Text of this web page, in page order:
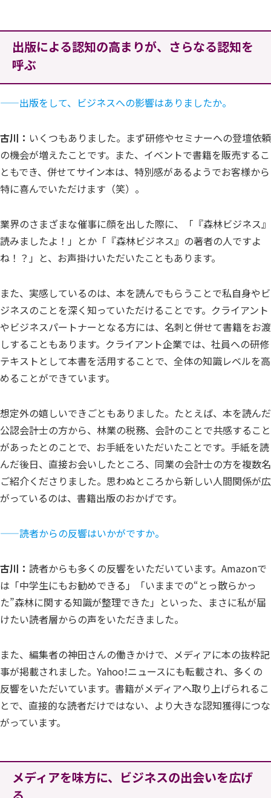
出版による認知の高まりが、さらなる認知を
呼ぶ
——出版をして、ビジネスへの影響はありましたか。
古川： いくつもありました。まず研修やセミナーへの登壇依頼
の機会が増えたことです。また、イベントで書籍を販売するこ
ともでき、併せてサイン本は、特別感があるようでお客様から
特に喜んでいただけます（笑）。
業界のさまざまな催事に顔を出した際に、「『森林ビジネス』
読みましたよ！」とか「『森林ビジネス』の著者の人ですよ
ね！？」と、お声掛けいただいたこともあります。
また、実感しているのは、本を読んでもらうことで私自身やビ
ジネスのことを深く知っていただけることです。クライアント
やビジネスパートナーとなる方には、名刺と併せて書籍をお渡
しすることもあります。クライアント企業では、社員への研修
テキストとして本書を活用することで、全体の知識レベルを高
めることができています。
想定外の嬉しいできごともありました。たとえば、本を読んだ
公認会計士の方から、林業の税務、会計のことで共感すること
があったとのことで、お手紙をいただいたことです。手紙を読
んだ後日、直接お会いしたところ、同業の会計士の方を複数名
ご紹介くださりました。思わぬところから新しい人間関係が広
がっているのは、書籍出版のおかげです。
——読者からの反響はいかがですか。
古川： 読者からも多くの反響をいただいています。Amazonで
は「中学生にもお勧めできる」「いままでの“とっ散らかっ
た”森林に関する知識が整理できた」といった、まさに私が届
けたい読者層からの声をいただきました。
また、編集者の神田さんの働きかけで、メディアに本の抜粋記
事が掲載されました。Yahoo!ニュースにも転載され、多くの
反響をいただいています。書籍がメディアへ取り上げられるこ
とで、直接的な読者だけではない、より大きな認知獲得につな
がっています。
メディアを味方に、ビジネスの出会いを広げ